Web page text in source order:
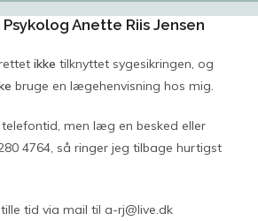
Anette Riis Jensen
ikke tilknyttet sygesikringen, og
bruge en lægehenvisning hos mig.
men læg en besked eller
4764, så ringer jeg tilbage hurtigst
tid via mail til a-rj@live.dk